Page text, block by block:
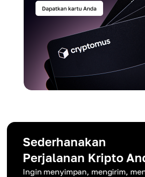
Sederhanakan
Perjalanan Kripto
Ingin menyimpan, mengirim,